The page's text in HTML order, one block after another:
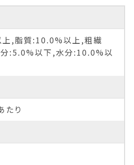
上,脂質:10.0%以上,粗繊
:5.0%以下,水分:10.0%以
り